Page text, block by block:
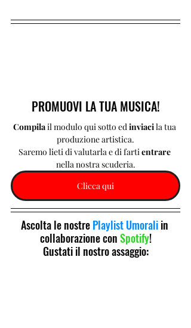
PROMUOVI LA TUA MUSICA!
Compila il modulo qui sotto ed inviaci la tua
produzione artistica.
Saremo lieti di valutarla e di farti entrare
nella nostra scuderia.
Clicca qui
Ascolta le nostre Playlist Umorali in
collaborazione con Spotify!
Gustati il nostro assaggio: